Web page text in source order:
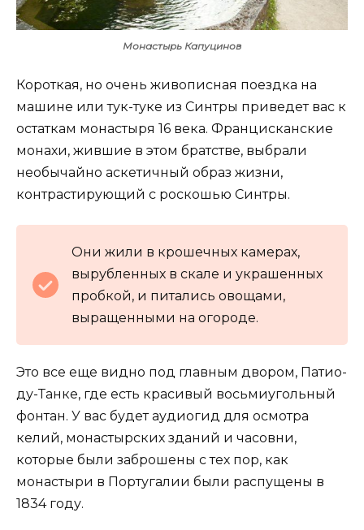
Монастырь Капуцинов
Короткая, но очень живописная поездка на
машине или тук-туке из Синтры приведет вас к
остаткам монастыря 16 века. Францисканские
монахи, жившие в этом братстве, выбрали
необычайно аскетичный образ жизни,
контрастирующий с роскошью Синтры.
Они жили в крошечных камерах,
вырубленных в скале и украшенных
пробкой, и питались овощами,
выращенными на огороде.
Это все еще видно под главным двором, Патио-
ду-Танке, где есть красивый восьмиугольный
фонтан. У вас будет аудиогид для осмотра
келий, монастырских зданий и часовни,
которые были заброшены с тех пор, как
монастыри в Португалии были распущены в
1834 году.